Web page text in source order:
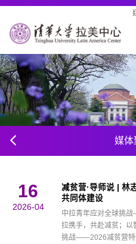
媒体
16
2026-04
减贫营·导师说 | 林
共同体建设
中拉青年应对全球挑
拉携手，共赴减贫；以
挑战——2026减贫营特